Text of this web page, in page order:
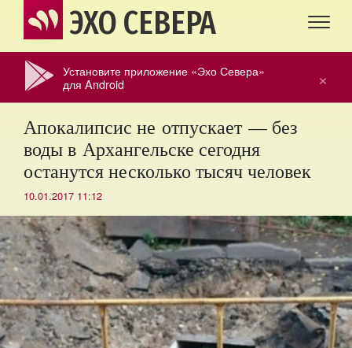
ЭХО СЕВЕРА
×
Установите приложение «Эхо Севера»
для Android
Апокалипсис не отпускает — без
воды в Архангельске сегодня
останутся несколько тысяч человек
10.01.2017 11:12